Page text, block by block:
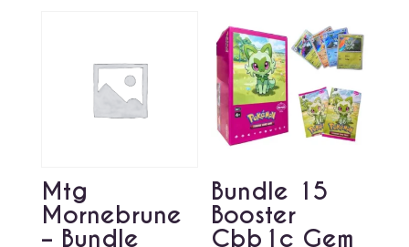
Mtg
Mornebrune
– Bundle
Bundle 15
Booster
Cbb1c Gem